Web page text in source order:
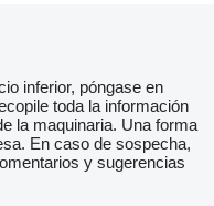
inferior, póngase en
toda la información
la maquinaria. Una forma
En caso de sospecha,
y sugerencias